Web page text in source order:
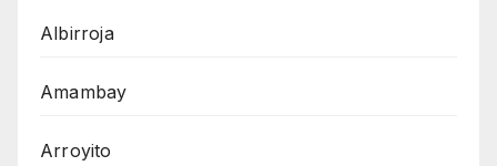
Albirroja
Amambay
Arroyito